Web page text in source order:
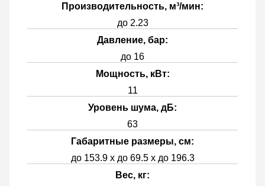
Производительность, м³/мин:
до 2.23
Давление, бар:
до 16
Мощность, кВт:
11
Уровень шума, дБ:
63
Габаритные размеры, см:
до 153.9 x до 69.5 x до 196.3
Вес, кг: